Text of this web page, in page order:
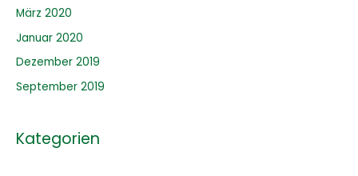
März 2020
Januar 2020
Dezember 2019
September 2019
Kategorien